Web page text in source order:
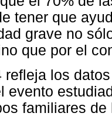
tener que
grave no
que por el
refleja los
evento
familiares de